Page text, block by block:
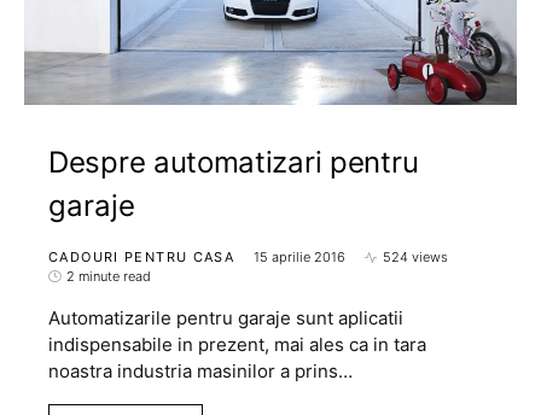
Despre automatizari pentru
garaje
CADOURI PENTRU CASA 15 aprilie 2016
524 views
2 minute read
Automatizarile pentru garaje sunt aplicatii
indispensabile in prezent, mai ales ca in tara
noastra industria masinilor a prins…